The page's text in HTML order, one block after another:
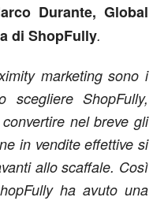
Durante, Global
di ShopFully.
marketing sono i
ShopFully,
nel breve gli
in vendite effettive si
allo scaffale. Così
ha avuto una